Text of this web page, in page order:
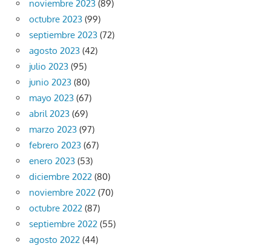
noviembre 2023 (89)
octubre 2023 (99)
septiembre 2023 (72)
agosto 2023 (42)
julio 2023 (95)
junio 2023 (80)
mayo 2023 (67)
abril 2023 (69)
marzo 2023 (97)
febrero 2023 (67)
enero 2023 (53)
diciembre 2022 (80)
noviembre 2022 (70)
octubre 2022 (87)
septiembre 2022 (55)
agosto 2022 (44)